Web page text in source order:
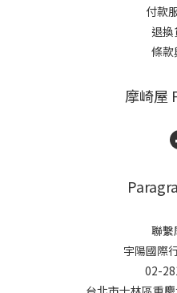
付款
退
條款
摩崎屋
聯繫
宇陽國際
02-